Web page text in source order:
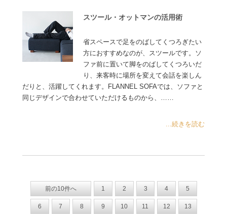
スツール・オットマンの活用術
省スペースで足をのばしてくつろぎたい
方におすすめなのが、スツールです。ソ
ファ前に置いて脚をのばしてくつろいだ
り、来客時に場所を変えて会話を楽しん
だりと、活躍してくれます。FLANNEL SOFAでは、ソファと
同じデザインで合わせていただけるものから、……
...続きを読む
前の10件へ 1 2 3 4 5
6 7 8 9 10 11 12 13